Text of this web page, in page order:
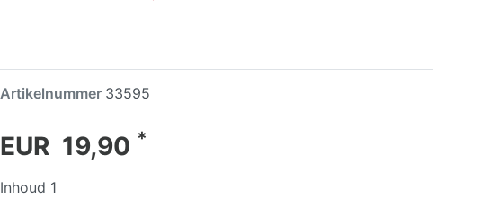
Artikelnummer 33595
EUR 19,90 *
Inhoud 1